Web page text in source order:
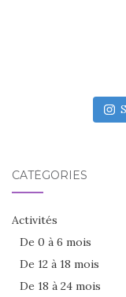
CATÉGORIES
Activités
De 0 à 6 mois
De 12 à 18 mois
De 18 à 24 mois